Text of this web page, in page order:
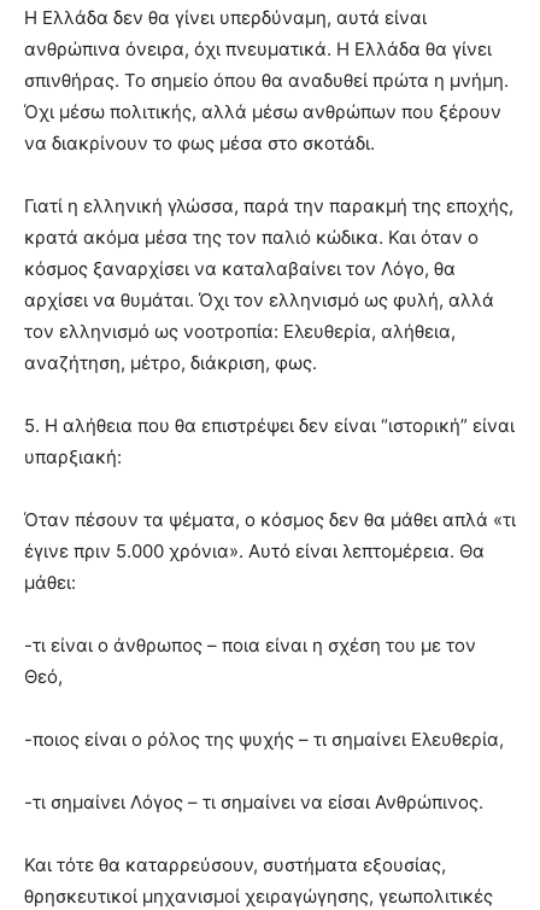
Η Ελλάδα δεν θα γίνει υπερδύναμη, αυτά είναι
ανθρώπινα όνειρα, όχι πνευματικά. Η Ελλάδα θα γίνει
σπινθήρας. Το σημείο όπου θα αναδυθεί πρώτα η μνήμη.
Όχι μέσω πολιτικής, αλλά μέσω ανθρώπων που ξέρουν
να διακρίνουν το φως μέσα στο σκοτάδι.
Γιατί η ελληνική γλώσσα, παρά την παρακμή της εποχής,
κρατά ακόμα μέσα της τον παλιό κώδικα. Και όταν ο
κόσμος ξαναρχίσει να καταλαβαίνει τον Λόγο, θα
αρχίσει να θυμάται. Όχι τον ελληνισμό ως φυλή, αλλά
τον ελληνισμό ως νοοτροπία: Ελευθερία, αλήθεια,
αναζήτηση, μέτρο, διάκριση, φως.
5. Η αλήθεια που θα επιστρέψει δεν είναι “ιστορική” είναι
υπαρξιακή:
Όταν πέσουν τα ψέματα, ο κόσμος δεν θα μάθει απλά «τι
έγινε πριν 5.000 χρόνια». Αυτό είναι λεπτομέρεια. Θα
μάθει:
-τι είναι ο άνθρωπος – ποια είναι η σχέση του με τον
Θεό,
-ποιος είναι ο ρόλος της ψυχής – τι σημαίνει Ελευθερία,
-τι σημαίνει Λόγος – τι σημαίνει να είσαι Ανθρώπινος.
Και τότε θα καταρρεύσουν, συστήματα εξουσίας,
θρησκευτικοί μηχανισμοί χειραγώγησης, γεωπολιτικές